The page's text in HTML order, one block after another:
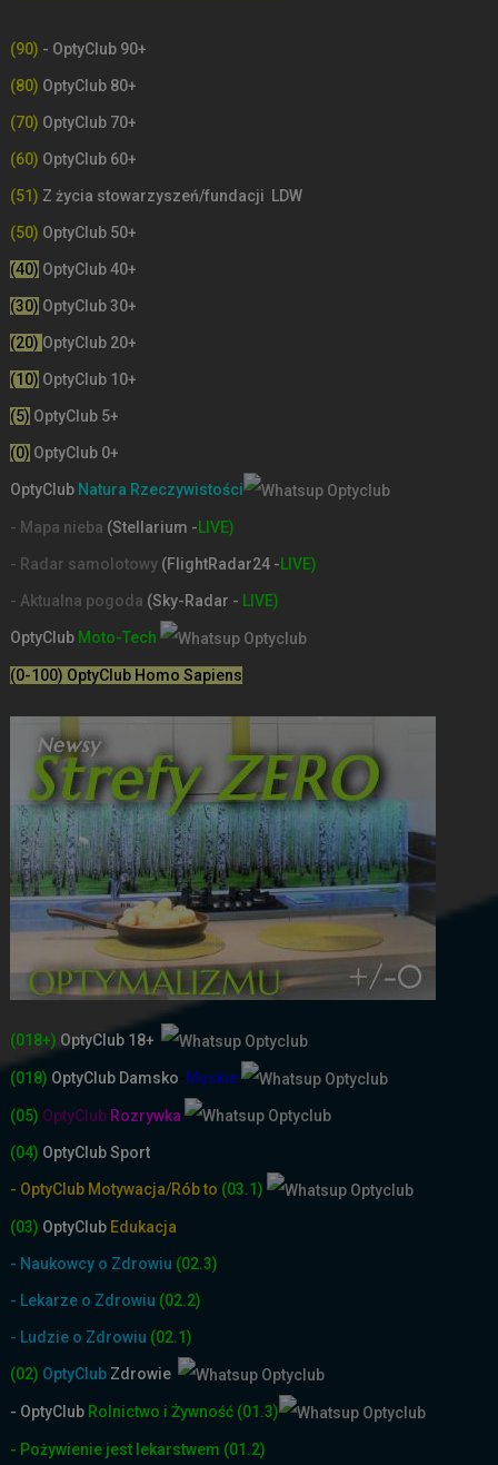
(90) - OptyClub 90+
(80) OptyClub 80+
(70) OptyClub 70+
(60) OptyClub 60+
(51) Z życia stowarzyszeń/fundacji LDW
(50) OptyClub 50+
(40) OptyClub 40+
(30) OptyClub 30+
(20) OptyClub 20+
(10) OptyClub 10+
(5) OptyClub 5+
(0) OptyClub 0+
OptyClub Natura Rzeczywistości
- Mapa nieba (Stellarium -LIVE)
- Radar samolotowy (FlightRadar24 -LIVE)
- Aktualna pogoda (Sky-Radar - LIVE)
OptyClub Moto-Tech
(0-100) OptyClub Homo Sapiens
(018+) OptyClub 18+
(018) OptyClub Damsko Męskie
(05) OptyClub Rozrywka
(04) OptyClub Sport
- OptyClub Motywacja/Rób to (03.1)
(03) OptyClub Edukacja
- Naukowcy o Zdrowiu (02.3)
- Lekarze o Zdrowiu (02.2)
- Ludzie o Zdrowiu (02.1)
(02) OptyClub Zdrowie
- OptyClub Rolnictwo i Żywność (01.3)
- Pożywienie jest lekarstwem (01.2)